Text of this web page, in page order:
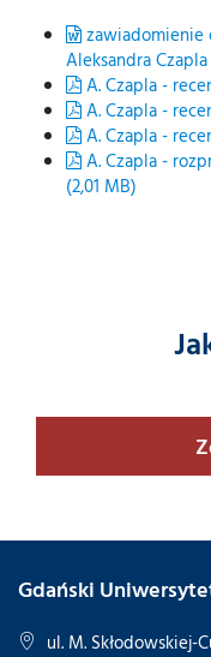
zawiadomienie
Aleksandra Czapla
A. Czapla -
A. Czapla -
A. Czapla -
A. Czapla -
(2,01 MB)
Gdański
ul. M. Skłodowskiej-